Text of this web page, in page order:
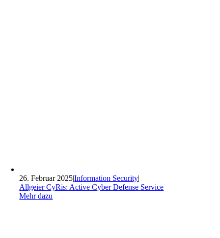
26. Februar 2025|Information Security|
Allgeier CyRis: Active Cyber Defense Service
Mehr dazu